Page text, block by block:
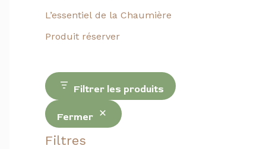
L’essentiel de la Chaumière
Produit réserver
Filtrer les produits
Fermer
Filtres